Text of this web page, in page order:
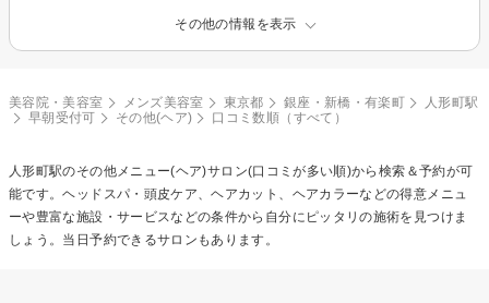
その他の情報を表示
美容院・美容室 メンズ美容室 東京都 銀座・新橋・有楽町
人形町駅
早朝受付可
その他(ヘア) 口コミ数順（すべて）
人形町駅のその他メニュー(ヘア)サロン(口コミが多い順)から検索＆予約が可
能です。ヘッドスパ・頭皮ケア、ヘアカット、ヘアカラーなどの得意メニュ
ーや豊富な施設・サービスなどの条件から自分にピッタリの施術を見つけま
しょう。当日予約できるサロンもあります。